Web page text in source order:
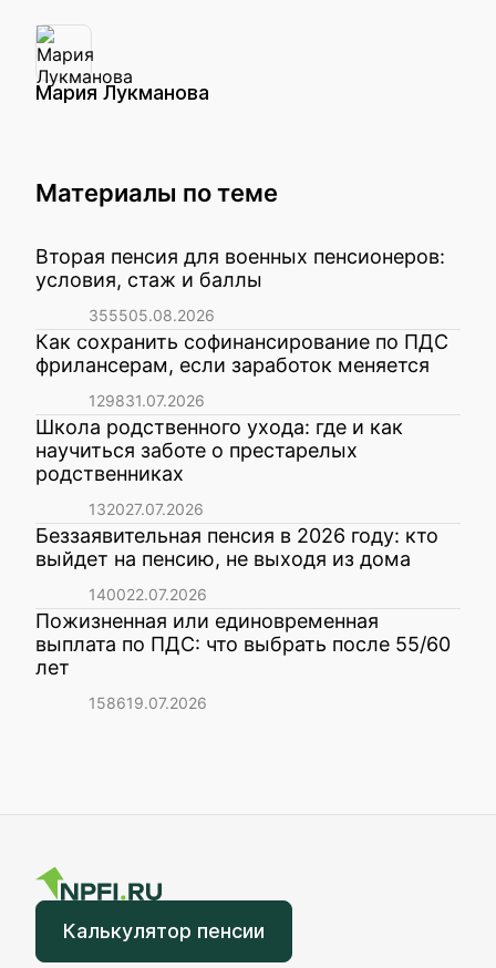
Мария Лукманова
Материалы по теме
Вторая пенсия для военных пенсионеров:
условия, стаж и баллы
355505.08.2026
Как сохранить софинансирование по ПДС
фрилансерам, если заработок меняется
129831.07.2026
Школа родственного ухода: где и как
научиться заботе о престарелых
родственниках
132027.07.2026
Беззаявительная пенсия в 2026 году: кто
выйдет на пенсию, не выходя из дома
140022.07.2026
Пожизненная или единовременная
выплата по ПДС: что выбрать после 55/60
лет
158619.07.2026
Калькулятор пенсии